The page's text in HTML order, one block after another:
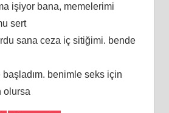
işiyor bana, memelerimi
sert
sana ceza iç sitiğimi. bende
benimle seks için
olursa